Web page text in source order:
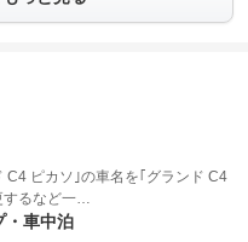
C4 ピカソ｣の車名を｢グランド C4
するなど一…
・車中泊